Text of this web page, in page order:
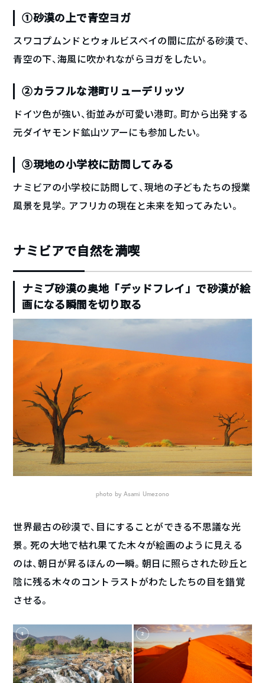
①砂漠の上で青空ヨガ
スワコプムンドとウォルビスベイの間に広がる砂漠で、
青空の下、海風に吹かれながらヨガをしたい。
②カラフルな港町リューデリッツ
ドイツ色が強い、街並みが可愛い港町。町から出発する
元ダイヤモンド鉱山ツアーにも参加したい。
③現地の小学校に訪問してみる
ナミビアの小学校に訪問して、現地の子どもたちの授業
風景を見学。アフリカの現在と未来を知ってみたい。
ナミビアで自然を満喫
ナミブ砂漠の奥地「デッドフレイ」で砂漠が絵
画になる瞬間を切り取る
photo by Asami Umezono
世界最古の砂漠で、目にすることができる不思議な光
景。死の大地で枯れ果てた木々が絵画のように見える
のは、朝日が昇るほんの一瞬。朝日に照らされた砂丘と
陰に残る木々のコントラストがわたしたちの目を錯覚
させる。